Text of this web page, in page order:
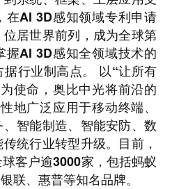
在AI 3D感知领域专利申请
居世界前列，成为全球第
握AI 3D感知全领域技术的
行业制高点。 以“让所有
使命，奥比中光将前沿的
地广泛应用于移动终端、
智能制造、智能安防、数
统行业转型升级。目前，
客户逾3000家，包括蚂蚁
联、惠普等知名品牌。